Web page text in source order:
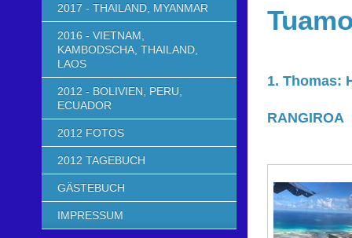
1. Thomas:
RANGIROA
2017 - THAILAND, MYANMAR
2016 - VIETNAM,
KAMBODSCHA, THAILAND,
LAOS
2012 - BOLIVIEN, PERU,
ECUADOR
2012 FOTOS
2012 TAGEBUCH
GÄSTEBUCH
IMPRESSUM